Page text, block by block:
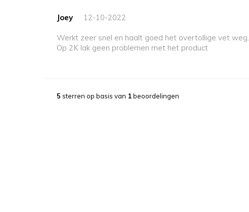
Joey 12-10-2022
Werkt zeer snel en haalt goed het overtollige vet weg.
Op 2K lak geen problemen met het product
5 sterren op basis van 1beoordelingen